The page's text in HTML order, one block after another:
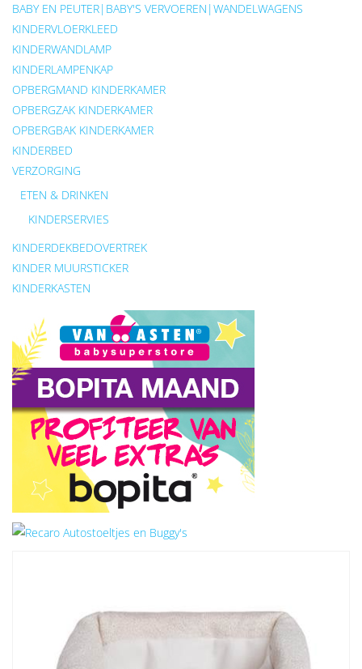
BABY EN PEUTER|BABY'S VERVOEREN|WANDELWAGENS
KINDERVLOERKLEED
KINDERWANDLAMP
KINDERLAMPENKAP
OPBERGMAND KINDERKAMER
OPBERGZAK KINDERKAMER
OPBERGBAK KINDERKAMER
KINDERBED
VERZORGING
ETEN & DRINKEN
KINDERSERVIES
KINDERDEKBEDOVERTREK
KINDER MUURSTICKER
KINDERKASTEN